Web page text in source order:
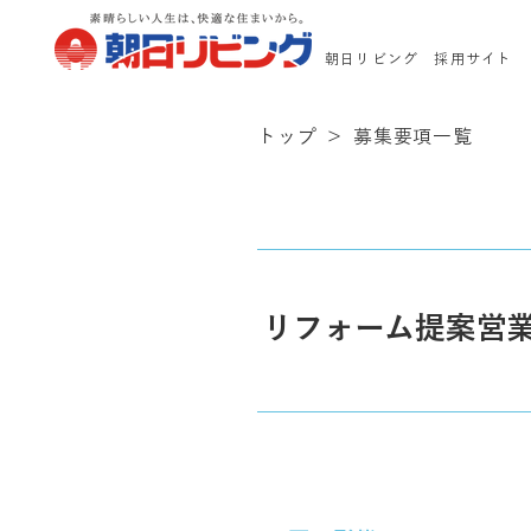
​朝日リビング 採用サイト
＞
トップ 募集要項一覧
リフォーム提案営